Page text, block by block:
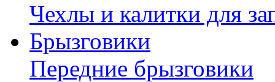
Чехлы и калитки для
Брызговики
Передние брызговики